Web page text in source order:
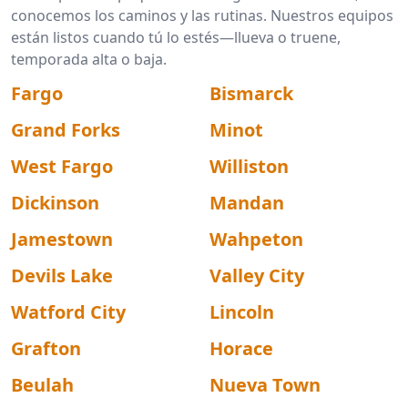
conocemos los caminos y las rutinas. Nuestros equipos
están listos cuando tú lo estés—llueva o truene,
temporada alta o baja.
Fargo
Bismarck
Grand Forks
Minot
West Fargo
Williston
Dickinson
Mandan
Jamestown
Wahpeton
Devils Lake
Valley City
Watford City
Lincoln
Grafton
Horace
Beulah
Nueva Town